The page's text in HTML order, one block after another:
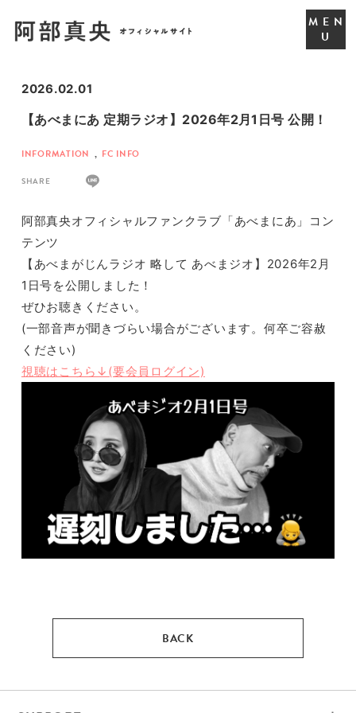
2026.02.01
【あべまにあ 定期ラジオ】2026年2月1日号 公開！
INFORMATION , FC INFO
SHARE
阿部真央オフィシャルファンクラブ「あべまにあ」コン
テンツ
【あべまがじんラジオ 略して あべまジオ】2026年2月
1日号を公開しました！
ぜひお聴きください。
(一部音声が聞きづらい場合がございます。何卒ご容赦
ください)
視聴はこちら↓(要会員ログイン)